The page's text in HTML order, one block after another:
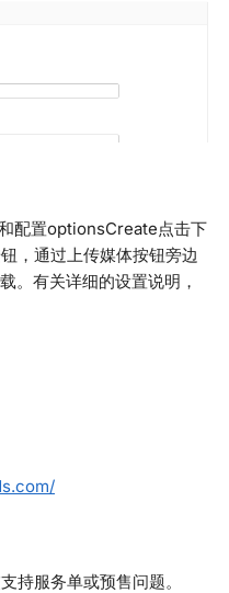
配置optionsCreate点击下
，通过上传媒体按钮旁边
。有关详细的设置说明，
持服务单或预售问题。